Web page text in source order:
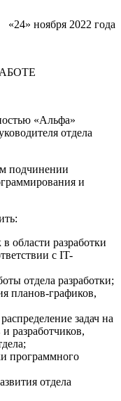
«24» ноября 2022 года
«Альфа»
отдела
подчинении
и
области разработки
с IT-
отдела разработки;
планов-графиков,
задач на
разработчиков,
программного
отдела